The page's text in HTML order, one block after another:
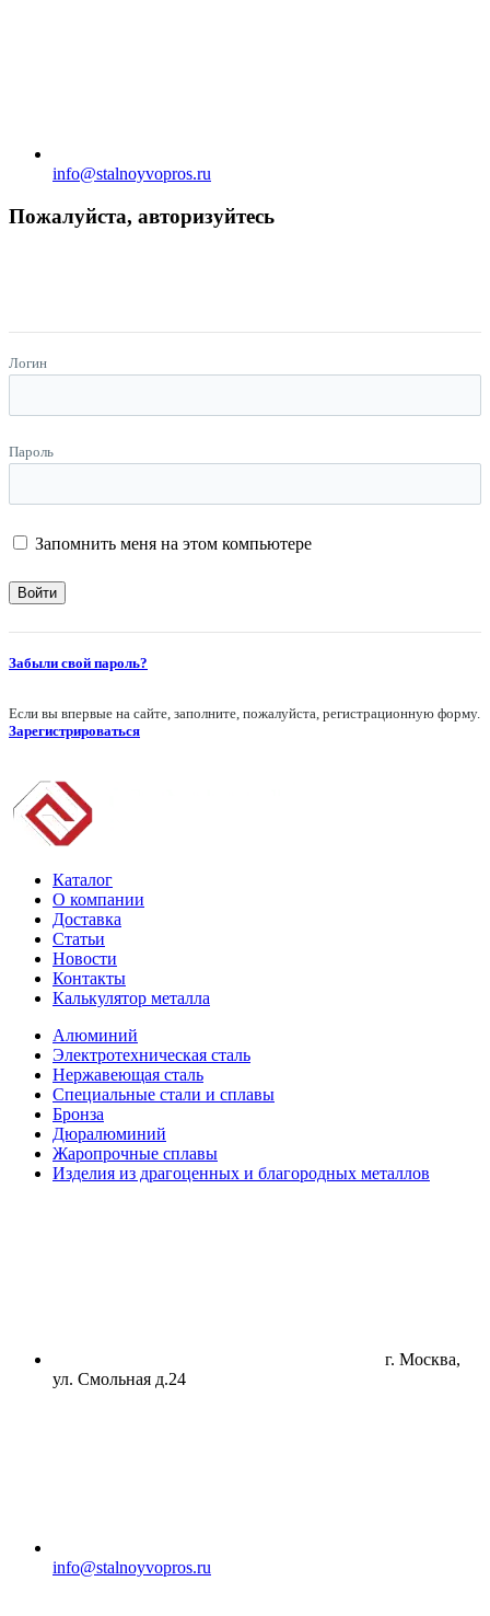
info@stalnoyvopros.ru
Пожалуйста, авторизуйтесь
Логин
Пароль
Запомнить меня на этом компьютере
Забыли свой пароль?
Если вы впервые на сайте, заполните, пожалуйста, регистрационную форму.
Зарегистрироваться
Каталог
О компании
Доставка
Статьи
Новости
Контакты
Калькулятор металла
Алюминий
Электротехническая сталь
Нержавеющая сталь
Специальные стали и сплавы
Бронза
Дюралюминий
Жаропрочные сплавы
Изделия из драгоценных и благородных металлов
г. Москва,
ул. Смольная д.24
info@stalnoyvopros.ru